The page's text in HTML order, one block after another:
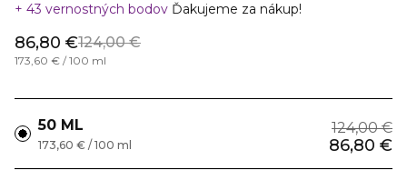
43 vernostných bodov Ďakujeme za nákup!
86,80 €124,00 €
173,60 € / 100 ml
50 ML 124,00 €
86,80 €
173,60 € / 100 ml